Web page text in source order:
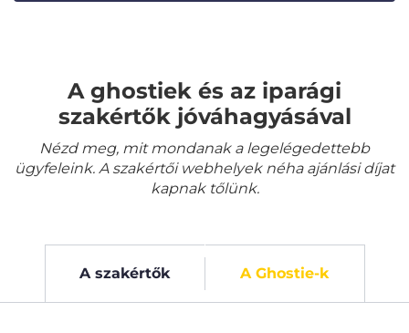
A ghostiek és az iparági
szakértők jóváhagyásával
Nézd meg, mit mondanak a legelégedettebb
ügyfeleink. A szakértői webhelyek néha ajánlási díjat
kapnak tőlünk.
A szakértők A Ghostie-k